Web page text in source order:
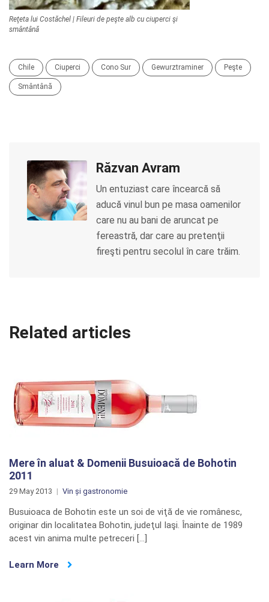
Reţeta lui Costăchel | Fileuri de peşte alb cu ciuperci şi
smântână
Chile Ciuperci Cono Sur Gewurztraminer Peşte
Smântână
Răzvan Avram
Un entuziast care încearcă să
aducă vinul bun pe masa oamenilor
care nu au bani de aruncat pe
fereastră, dar care au pretenţii
fireşti pentru secolul în care trăim.
Related articles
Mere în aluat & Domenii Busuioacă de Bohotin
2011
29 May 2013 Vin și gastronomie
Busuioaca de Bohotin este un soi de viţă de vie românesc,
originar din localitatea Bohotin, judeţul Iaşi. Înainte de 1989
acest vin anima multe petreceri […]
Learn More